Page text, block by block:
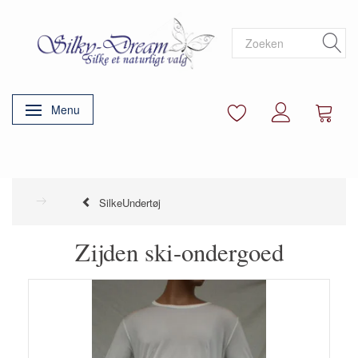
Navigatie in-/uitschakelen
Menu
SilkeUndertøj
Zijden ski-ondergoed